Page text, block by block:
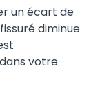
un écart de
diminue
votre